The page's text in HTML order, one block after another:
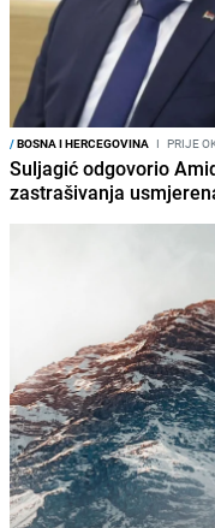
/BOSNA I HERCEGOVINA I PRIJE
Suljagić odgovorio
zastrašivanja